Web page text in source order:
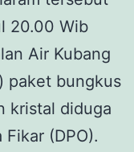
20.00 Wib
Air Kubang
paket bungkus
kristal diduga
(DPO).